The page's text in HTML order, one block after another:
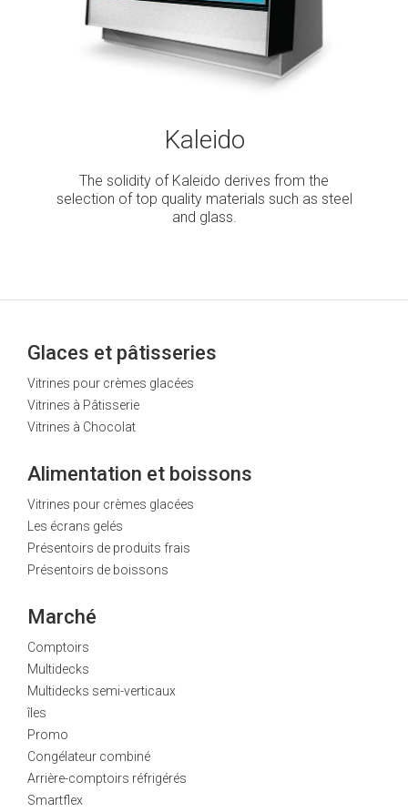
Kaleido
The solidity of Kaleido derives from the
selection of top quality materials such as steel
and glass.
Glaces et pâtisseries
Vitrines pour crèmes glacées
Vitrines à Pâtisserie
Vitrines à Chocolat
Alimentation et boissons
Vitrines pour crèmes glacées
Les écrans gelés
Présentoirs de produits frais
Présentoirs de boissons
Marché
Comptoirs
Multidecks
Multidecks semi-verticaux
îles
Promo
Congélateur combiné
Arrière-comptoirs réfrigérés
Smartflex